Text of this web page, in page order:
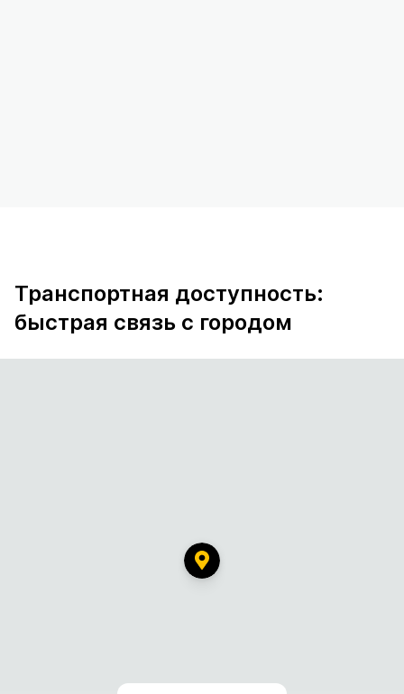
Транспортная доступность:
быстрая связь с городом